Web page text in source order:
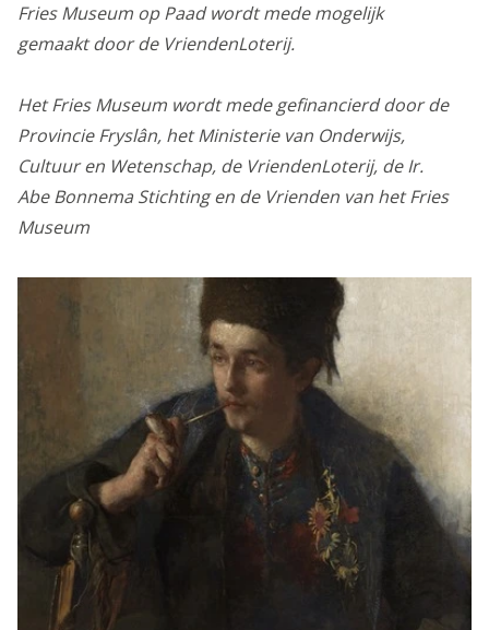
Fries Museum op Paad wordt mede mogelijk
gemaakt door de VriendenLoterij.
Het Fries Museum wordt mede gefinancierd door de
Provincie Fryslân, het Ministerie van Onderwijs,
Cultuur en Wetenschap, de VriendenLoterij, de Ir.
Abe Bonnema Stichting en de Vrienden van het Fries
Museum
Personalisatie cookies
We delen jouw klantgegevens met derde partijen, om
beter inzicht te krijgen in het functioneren van de
website en onze marketingkanalen. Stelt toestemming
in voor het verzenden van gebruikersgegevens naar
Gedeelde klantinformatie
Alles accepteren